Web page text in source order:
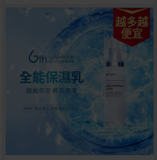
越多越
便宜